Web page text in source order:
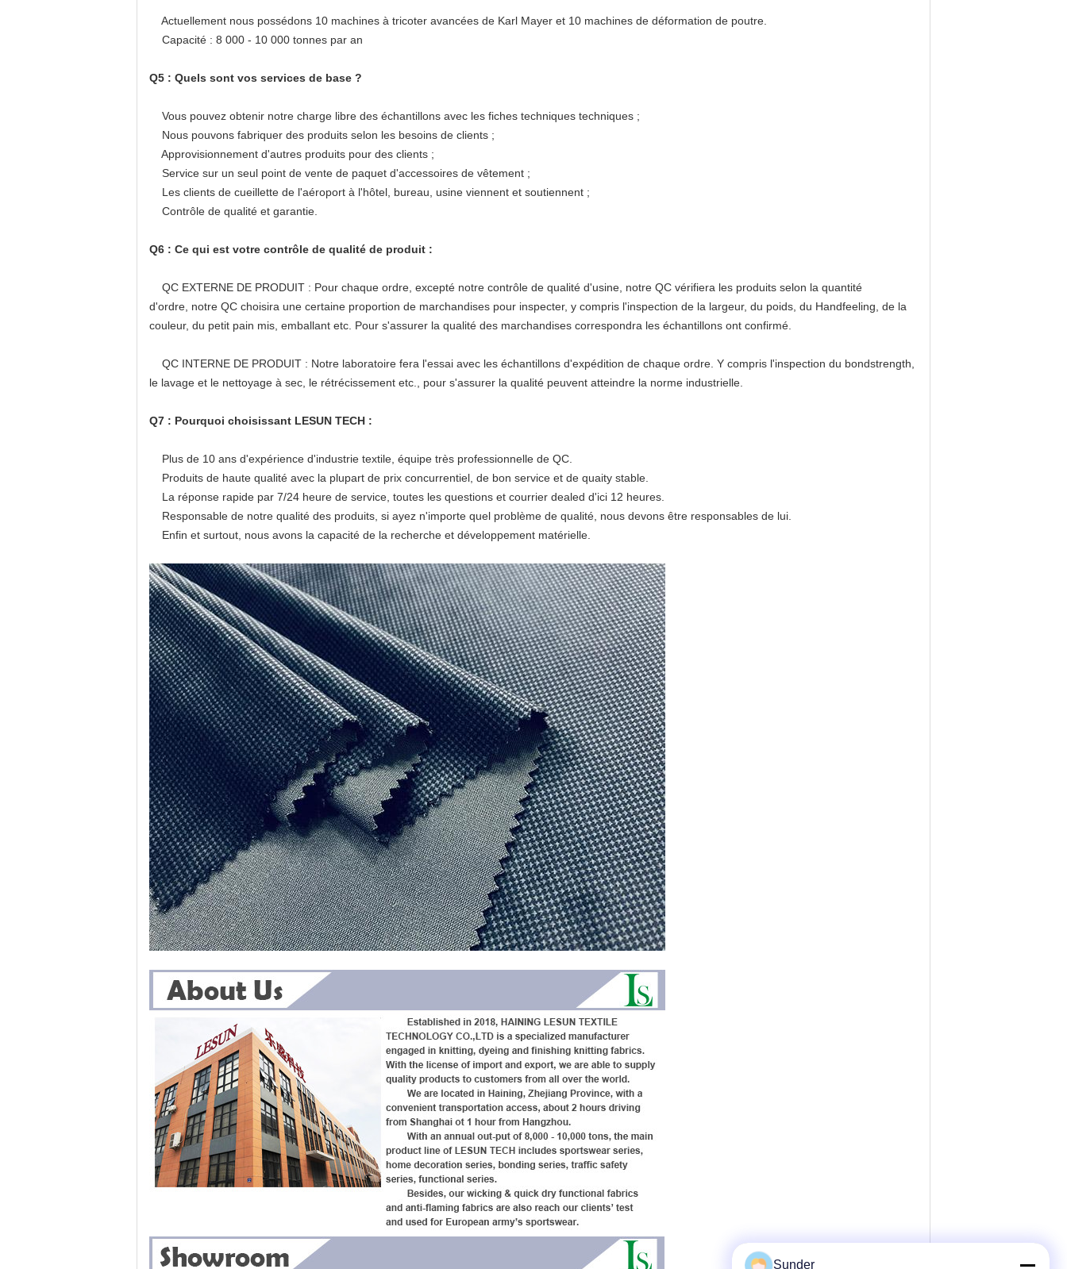
Actuellement nous possédons 10 machines à tricoter avancées de Karl Mayer et 10 machines de déformation de poutre.
Capacité : 8 000 - 10 000 tonnes par an
Q5 : Quels sont vos services de base ?
Vous pouvez obtenir notre charge libre des échantillons avec les fiches techniques techniques ;
Nous pouvons fabriquer des produits selon les besoins de clients ;
Approvisionnement d'autres produits pour des clients ;
Service sur un seul point de vente de paquet d'accessoires de vêtement ;
Les clients de cueillette de l'aéroport à l'hôtel, bureau, usine viennent et soutiennent ;
Contrôle de qualité et garantie.
Q6 : Ce qui est votre contrôle de qualité de produit :
QC EXTERNE DE PRODUIT : Pour chaque ordre, excepté notre contrôle de qualité d'usine, notre QC vérifiera les produits selon la quantité
d'ordre, notre QC choisira une certaine proportion de marchandises pour inspecter, y compris l'inspection de la largeur, du poids, du Handfeeling, de la
couleur, du petit pain mis, emballant etc. Pour s'assurer la qualité des marchandises correspondra les échantillons ont confirmé.
QC INTERNE DE PRODUIT : Notre laboratoire fera l'essai avec les échantillons d'expédition de chaque ordre. Y compris l'inspection du bondstrength,
le lavage et le nettoyage à sec, le rétrécissement etc., pour s'assurer la qualité peuvent atteindre la norme industrielle.
Q7 : Pourquoi choisissant LESUN TECH :
Plus de 10 ans d'expérience d'industrie textile, équipe très professionnelle de QC.
Produits de haute qualité avec la plupart de prix concurrentiel, de bon service et de quaity stable.
La réponse rapide par 7/24 heure de service, toutes les questions et courrier dealed d'ici 12 heures.
Responsable de notre qualité des produits, si ayez n'importe quel problème de qualité, nous devons être responsables de lui.
Enfin et surtout, nous avons la capacité de la recherche et développement matérielle.
Sunder